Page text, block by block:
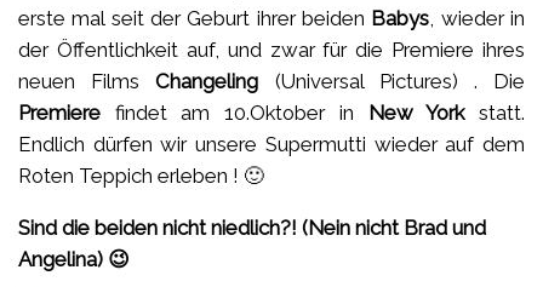
erste mal seit der Geburt ihrer beiden Babys, wieder in
der Öffentlichkeit auf, und zwar für die Premiere ihres
neuen FilmsChangeling (Universal Pictures) . Die
Premiere findet am 10.Oktober in New Yorkstatt.
Endlich dürfen wir unsere Supermutti wieder auf dem
Roten Teppich erleben ! 🙂
Sind die beiden nicht niedlich?! (Nein nicht Brad und
Angelina) 😉